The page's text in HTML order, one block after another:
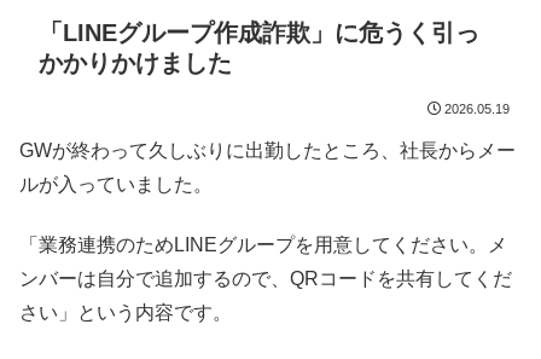
「LINEグループ作成詐欺」に危うく引っ
かかりかけました
2026.05.19
GWが終わって久しぶりに出勤したところ、社長からメー
ルが入っていました。
「業務連携のためLINEグループを用意してください。メ
ンバーは自分で追加するので、QRコードを共有してくだ
さい」という内容です。